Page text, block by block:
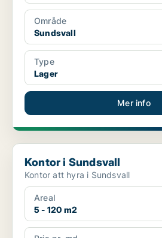
Område
Sundsvall
Type
Lager
Mer info
Kontor i Sundsvall
Kontor i Sundsvall
Kontor att hyra i Sundsvall
Areal
5 - 120 m2